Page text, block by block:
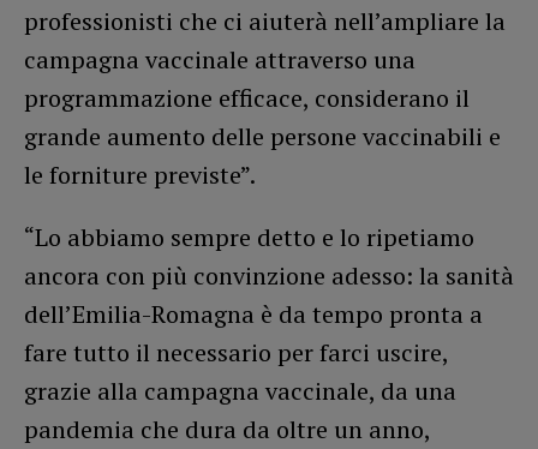
professionisti che ci aiuterà nell’ampliare la
campagna vaccinale attraverso una
programmazione efficace, considerano il
grande aumento delle persone vaccinabili e
le forniture previste”.
“Lo abbiamo sempre detto e lo ripetiamo
ancora con più convinzione adesso: la sanità
dell’Emilia-Romagna è da tempo pronta a
fare tutto il necessario per farci uscire,
grazie alla campagna vaccinale, da una
pandemia che dura da oltre un anno,